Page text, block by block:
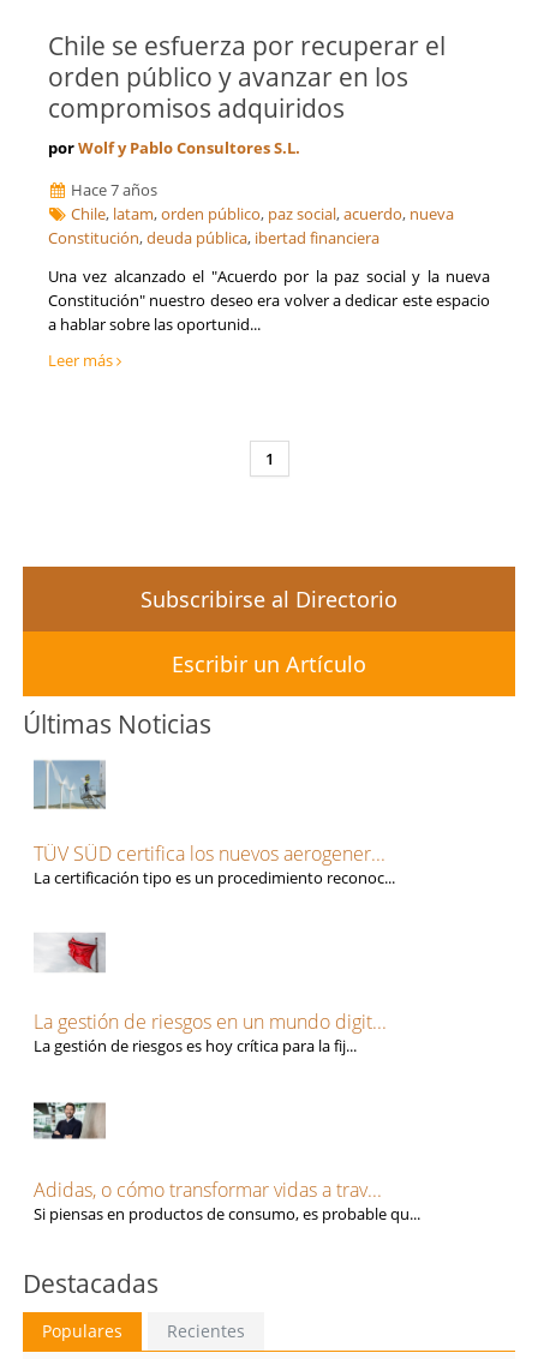
Chile se esfuerza por recuperar el
orden público y avanzar en los
compromisos adquiridos
porWolf y Pablo Consultores S.L.
Hace 7 años
Chile, latam,orden público, paz social,acuerdo, nueva
Constitución,deuda pública, ibertad financiera
Una vez alcanzado el "Acuerdo por la paz social y la nueva
Constitución" nuestro deseo era volver a dedicar este espacio
a hablar sobre las oportunid...
Leer más
1
Subscribirse al Directorio
Escribir un Artículo
Últimas Noticias
TÜV SÜD certifica los nuevos aerogener...
La certificación tipo es un procedimiento reconoc...
La gestión de riesgos en un mundo digit...
La gestión de riesgos es hoy crítica para la fij...
Adidas, o cómo transformar vidas a trav...
Si piensas en productos de consumo, es probable qu...
Destacadas
Populares Recientes